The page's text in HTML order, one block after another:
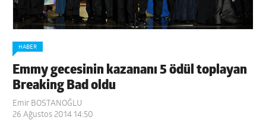
HABER
Emmy gecesinin kazananı 5 ödül toplayan
Breaking Bad oldu
Emir BOSTANOĞLU
26 Ağustos 2014 14:50